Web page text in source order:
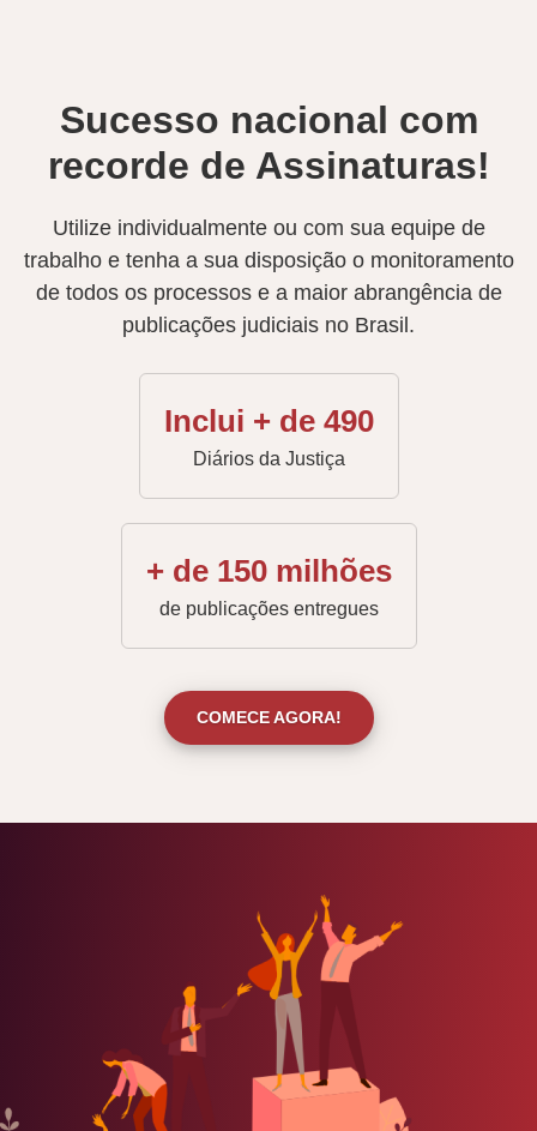
Sucesso nacional com
recorde de Assinaturas!
Utilize individualmente ou com sua equipe de
trabalho e tenha a sua disposição o monitoramento
de todos os processos e a maior abrangência de
publicações judiciais no Brasil.
Inclui + de 490
Diários da Justiça
+ de 150 milhões
de publicações entregues
COMECE AGORA!